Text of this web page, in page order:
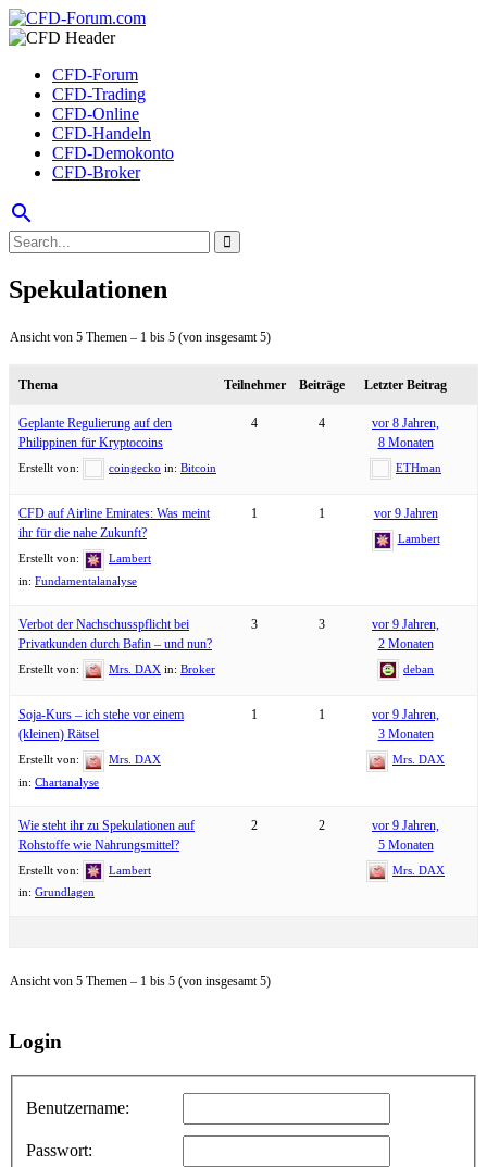
CFD-Forum
CFD-Trading
CFD-Online
CFD-Handeln
CFD-Demokonto
CFD-Broker
search
Spekulationen
Ansicht von 5 Themen – 1 bis 5 (von insgesamt 5)
Thema Teilnehmer Beiträge Letzter Beitrag
Geplante Regulierung auf den
Philippinen für Kryptocoins
Erstellt von: coingecko in: Bitcoin
4 4
vor 8 Jahren,
8 Monaten
ETHman
CFD auf Airline Emirates: Was meint
ihr für die nahe Zukunft?
Erstellt von:
Lambert
in: Fundamentalanalyse
1 1 vor 9 Jahren
Lambert
Verbot der Nachschusspflicht bei
Privatkunden durch Bafin – und nun?
Erstellt von: Mrs. DAX in: Broker
3 3
vor 9 Jahren,
2 Monaten
deban
Soja-Kurs – ich stehe vor einem
(kleinen) Rätsel
Erstellt von:
Mrs. DAX
in: Chartanalyse
1 1
vor 9 Jahren,
3 Monaten
Mrs. DAX
Wie steht ihr zu Spekulationen auf
Rohstoffe wie Nahrungsmittel?
Erstellt von:
Lambert
in: Grundlagen
2 2
vor 9 Jahren,
5 Monaten
Mrs. DAX
Ansicht von 5 Themen – 1 bis 5 (von insgesamt 5)
Login
Benutzername:
Passwort: